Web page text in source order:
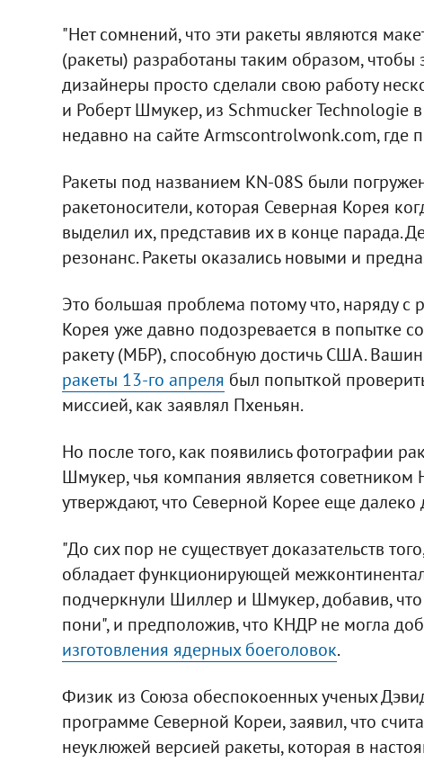
"Нет сомнений, что эти ракеты являются
(ракеты) разработаны таким образом, чтобы
дизайнеры просто сделали свою работу
и Роберт Шмукер, из Schmucker Technologie
недавно на сайте Armscontrolwonk.com, где
Ракеты под названием KN-08S были
ракетоносители, которая Северная Корея
выделил их, представив их в конце парада.
резонанс. Ракеты оказались новыми и
Это большая проблема потому что, наряду с
Корея уже давно подозревается в попытке
ракету (МБР), способную достичь США.
ракеты 13-го апреля был попыткой
миссией, как заявлял Пхеньян.
Но после того, как появились фотографии
Шмукер, чья компания является
утверждают, что Северной Корее еще
"До сих пор не существует доказательств
обладает функционирующей
подчеркнули Шиллер и Шмукер, добавив,
пони", и предположив, что КНДР не могла
изготовления ядерных боеголовок.
Физик из Союза обеспокоенных ученых
программе Северной Кореи, заявил, что
неуклюжей версией ракеты, которая в